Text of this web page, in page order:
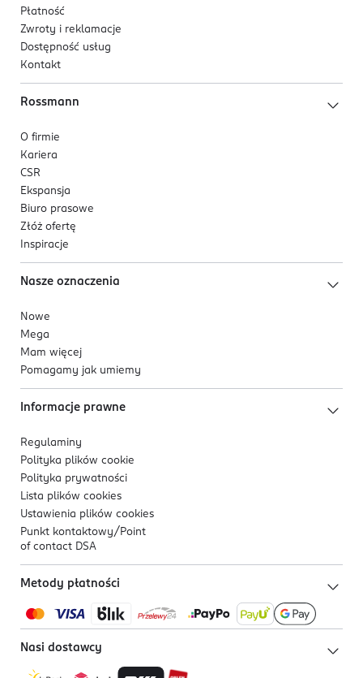
Płatność
Zwroty i reklamacje
Dostępność usług
Kontakt
Rossmann
O firmie
Kariera
CSR
Ekspansja
Biuro prasowe
Złóż ofertę
Inspiracje
Nasze oznaczenia
Nowe
Mega
Mam więcej
Pomagamy jak umiemy
Informacje prawne
Regulaminy
Polityka plików cookie
Polityka prywatności
Lista plików cookies
Ustawienia plików cookies
Punkt kontaktowy/ Point
of contact DSA
Metody płatności
Nasi dostawcy